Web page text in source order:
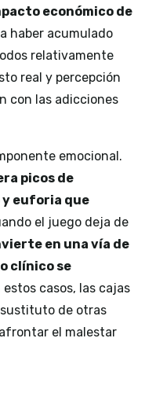
económico de
haber acumulado
relativamente
real y percepción
con las adicciones
emocional.
picos de
euforia que
el juego deja de
en una vía de
clínico se
estos casos, las cajas
de otras
el malestar